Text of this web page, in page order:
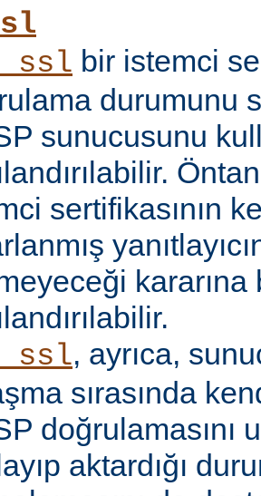
bir istemci
durumunu
sunucusunu
sertifikasının
kararına
, ayrıca,
sırasında
doğrulamasını
aktardığı